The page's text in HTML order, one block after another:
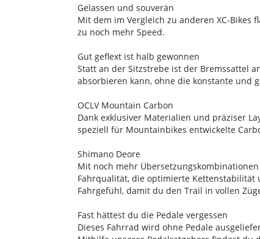
Gelassen und souverän
Mit dem im Vergleich zu anderen XC-Bikes
zu noch mehr Speed.
Gut geflext ist halb gewonnen
Statt an der Sitzstrebe ist der Bremssattel
absorbieren kann, ohne die konstante und
OCLV Mountain Carbon
Dank exklusiver Materialien und präziser
speziell für Mountainbikes entwickelte
Shimano Deore
Mit noch mehr
Fahrqualität, die optimierte Kettenstabilität
Fahrgefühl, damit du den Trail in vollen
Fast hättest du die Pedale vergessen
Dieses Fahrrad wird ohne Pedale